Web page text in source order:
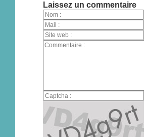
Laissez un commentaire